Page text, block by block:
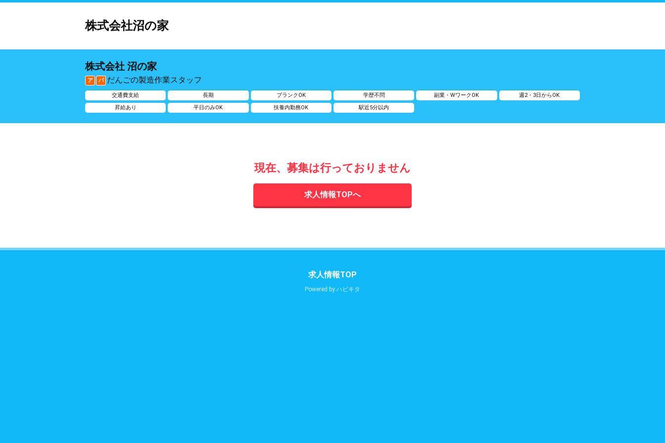
株式会社沼の家
株式会社 沼の家
ア パ だんごの製造作業スタッフ
交通費支給 長期 ブランクOK 学歴不問 副業・WワークOK
週2・3日からOK
昇給あり
平日のみOK 扶養内勤務OK 駅近5分以内
現在、募集は行っておりません
求人情報TOPへ
求人情報TOP
Powered by ハピキタ